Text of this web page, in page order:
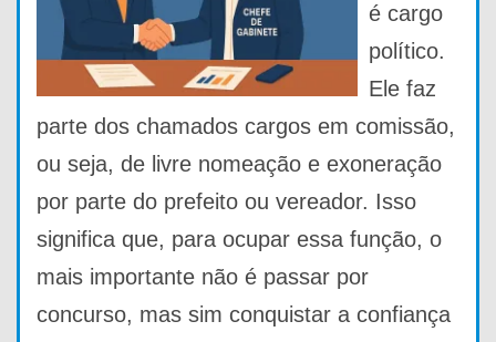
é cargo
político.
Ele faz
parte dos chamados cargos em comissão,
ou seja, de livre nomeação e exoneração
por parte do prefeito ou vereador. Isso
significa que, para ocupar essa função, o
mais importante não é passar por
concurso, mas sim conquistar a confiança